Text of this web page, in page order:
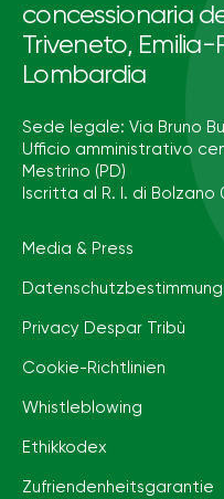
concessionaria
Triveneto,
Lombardia
Sede legale: Via Bruno
Ufficio amministrativo
Mestrino (PD)
Iscritta al R. I. di Bolzano
Media & Press
Privacy Despar Tribù
Cookie-Richtlinien
Whistleblowing
Ethikkodex
Zufriendenheitsgarantie